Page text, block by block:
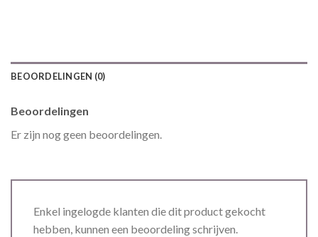
BEOORDELINGEN (0)
Beoordelingen
Er zijn nog geen beoordelingen.
Enkel ingelogde klanten die dit product gekocht
hebben, kunnen een beoordeling schrijven.